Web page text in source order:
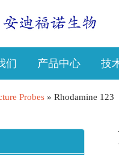
们 产品中心 技
Probes » Rhodamine 123